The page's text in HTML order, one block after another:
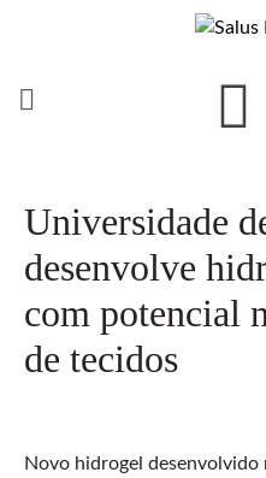
Universidade
desenvolve
com potencial
de tecidos
Novo hidrogel desenvolvido